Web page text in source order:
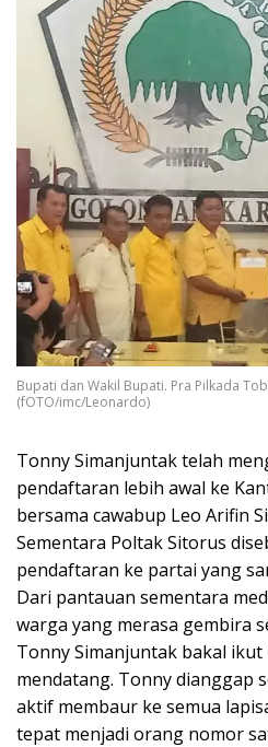
Bupati dan Wakil Bupati. Pra Pilkada
(fOTO/imc/Leonardo)
Tonny Simanjuntak telah
pendaftaran lebih awal ke
bersama cawabup Leo Arifin
Sementara Poltak Sitorus
pendaftaran ke partai yang
Dari pantauan sementara
warga yang merasa gembira
Tonny Simanjuntak bakal
mendatang. Tonny dianggap
aktif membaur ke semua
tepat menjadi orang nomor